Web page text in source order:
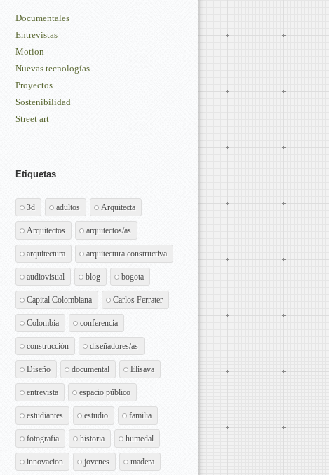
Documentales
Entrevistas
Motion
Nuevas tecnologías
Proyectos
Sostenibilidad
Street art
Etiquetas
3d adultos Arquitecta
Arquitectos arquitectos/as
arquitectura arquitectura constructiva
audiovisual blog bogota
Capital Colombiana Carlos Ferrater
Colombia conferencia
construcción diseñadores/as
Diseño documental Elisava
entrevista espacio público
estudiantes estudio familia
fotografia historia humedal
innovacion jovenes madera